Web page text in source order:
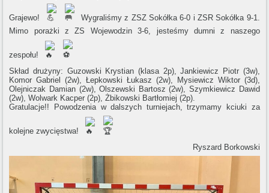
Grajewo!
Wygraliśmy z ZSZ Sokółka 6-0 i ZSR Sokółka 9-1.
Mimo porażki z ZS Wojewodzin 3-6, jesteśmy dumni z naszego
zespołu!
Skład drużyny: Guzowski Krystian (klasa 2p), Jankiewicz Piotr (3w),
Komor Gabriel (2w), Łepkowski Łukasz (2w), Mysiewicz Wiktor (3d),
Olejniczak Damian (2w), Olszewski Bartosz (2w), Szymkiewicz Dawid
(2w), Wolwark Kacper (2p), Żbikowski Bartłomiej (2p).
Gratulacje!! Powodzenia w dalszych turniejach, trzymamy kciuki za
kolejne zwycięstwa!
Ryszard Borkowski